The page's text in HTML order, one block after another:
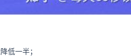
低一半；